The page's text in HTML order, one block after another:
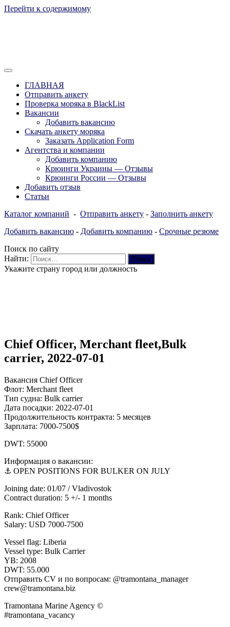
Перейти к содержимому
Рассылка
Вакансии для моряков. Работа для
моряков в море. Каталог крюинговых
компаний и морских агентств
Украины, России, Европы и Всего
мира. Отзывы, Контакты, Работа,
Вакансии для моряков. Рассылка
апликашки CV application form
ГЛАВНАЯ
Отправить анкету
Проверка моряка в BlackList
Вакансии
Добавить вакансию
Скачать анкету моряка
Заказать Application Form
Агентства и компании
Добавить компанию
Крюинги Украины — Отзывы
Крюинги России — Отзывы
Добавить отзыв
Статьи
Каталог компаний - Отправить анкету - Заполнить анкету
Добавить вакансию - Добавить компанию - Срочные резюме
Поиск по сайту
Найти:
Укажите страну город или должность
Chief Officer, Merchant fleet,Bulk
carrier, 2022-07-01
Вакансия Chief Officer
Флот: Merchant fleet
Тип судна: Bulk carrier
Дата посадки: 2022-07-01
Продолжительность контракта: 5 месяцев
Зарплата: 7000-7500$
DWT: 55000
Информация о вакансии:
⚓ OPEN POSITIONS FOR BULKER ON JULY
Joining date: 01/07 / Vladivostok
Contract duration: 5 +/- 1 months
Rank: Chief Officer
Salary: USD 7000-7500
Vessel flag: Liberia
Vessel type: Bulk Carrier
YB: 2008
DWT: 55.000
Отправить CV и по вопросам: @tramontana_manager
crew@tramontana.biz
Tramontana Marine Agency ©
#tramontana_vacancy